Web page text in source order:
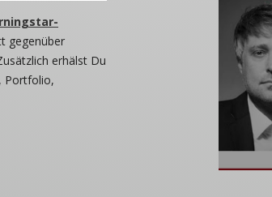
gegenüber
erhälst Du
Portfolio,